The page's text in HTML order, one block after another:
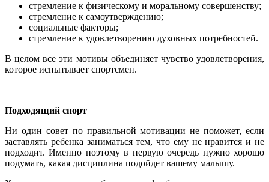
стремление к физическому и моральному совершенству;
стремление к самоутверждению;
социальные факторы;
стремление к удовлетворению духовных потребностей.
В целом все эти мотивы объединяет чувство удовлетворения,
которое испытывает спортсмен.
Подходящий спорт
Ни один совет по правильной мотивации не поможет, если
заставлять ребенка заниматься тем, что ему не нравится и не
подходит. Именно поэтому в первую очередь нужно хорошо
подумать, какая дисциплина подойдет вашему малышу.